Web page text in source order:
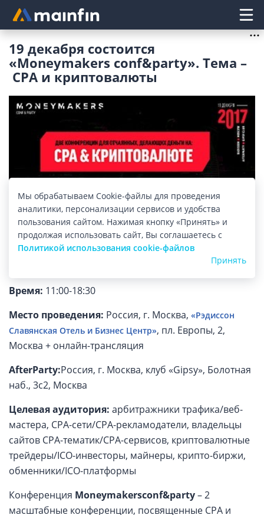
Главное меню
​19 декабря состоится
«Moneymakers conf&party». Тема –​
CPA и криптовалюты
Изображение: mainfin.ru
Время: 11:00-18:30
Место проведения: Россия, г. Москва, «Рэдиссон
Славянская Отель и Бизнес Центр», пл. Европы, 2,
Москва + онлайн-трансляция
AfterParty:Россия, г. Москва, клуб «Gipsy», Болотная
наб., 3с2, Москва
Целевая аудитория: арбитражники трафика/веб-
мастера, CPA-сети/CPA-рекламодатели, владельцы
сайтов CPA-тематик/CPA-сервисов, криптовалютные
трейдеры/ICO-инвесторы, майнеры, крипто-биржи,
обменники/ICO-платформы
Конференция Moneymakersconf&party– 2
масштабные конференции, посвященные CPA и
Мы обрабатываем Cookie-файлы для проведения
аналитики, персонализации сервисов и удобства
пользования сайтом. Нажимая кнопку «Принять» и
продолжая использовать сайт, Вы соглашаетесь с
Политикой использования cookie-файлов
Принять